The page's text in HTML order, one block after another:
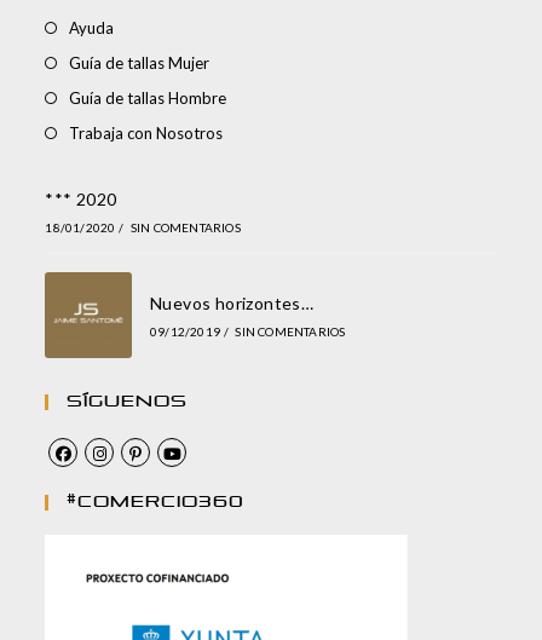
Ayuda
Guía de tallas Mujer
Guía de tallas Hombre
Trabaja con Nosotros
*** 2020
18/01/2020 / SIN COMENTARIOS
Nuevos horizontes…
09/12/2019 / SIN COMENTARIOS
Síguenos
#comercio360